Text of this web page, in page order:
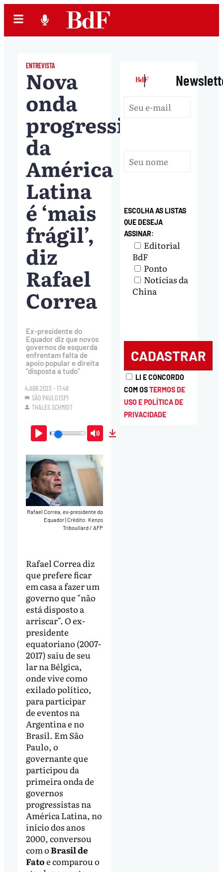
ENTREVISTA
Nova
onda
progressista
da
América
Latina
é ‘mais
frágil’,
diz
Rafael
Correa
Ex-presidente do
Equador diz que novos
governos de esquerda
enfrentam falta de
apoio popular e direita
"disposta a tudo"
4.ABR.2023 - 17:48
SÃO PAULO (SP)
THALES SCHMIDT
Play Mute
Rafael Correa, ex-presidente do
Equador Crédito: Kenzo
Triboullard / AFP
Rafael Correa diz
que prefere ficar
em casa a fazer um
governo que "não
está disposto a
arriscar". O ex-
presidente
equatoriano (2007-
2017) saiu de seu
lar na Bélgica,
onde vive como
exilado político,
para participar
de eventos na
Argentina e no
Brasil. Em São
Paulo, o
governante que
participou da
primeira onda de
governos
progressistas na
América Latina, no
início dos anos
2000, conversou
com oBrasil de
Fatoe comparou o
|
ESCOLHA AS LISTAS
QUE DESEJA
ASSINAR:
Editorial
BdF
Ponto
Notícias da
China
LI E CONCORDO
COM OSTERMOS DE
USO E POLÍTICA DE
PRIVACIDADE